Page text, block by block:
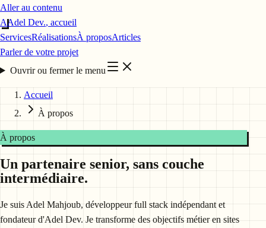
Aller au contenu
AAdel Dev., accueil
ServicesRéalisationsÀ proposArticles
Parler de votre projet
Ouvrir ou fermer le menu
Accueil
À propos
À propos
Un partenaire senior, sans couche
intermédiaire.
Je suis Adel Mahjoub, développeur full stack indépendant et
fondateur d'Adel Dev. Je transforme des objectifs métier en sites